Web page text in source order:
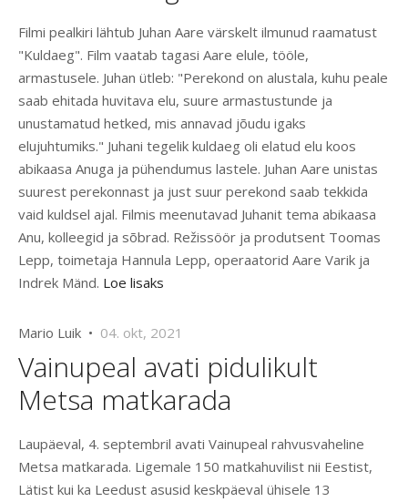
Filmi pealkiri lähtub Juhan Aare värskelt ilmunud raamatust
"Kuldaeg". Film vaatab tagasi Aare elule, tööle,
armastusele. Juhan ütleb: "Perekond on alustala, kuhu peale
saab ehitada huvitava elu, suure armastustunde ja
unustamatud hetked, mis annavad jõudu igaks
elujuhtumiks." Juhani tegelik kuldaeg oli elatud elu koos
abikaasa Anuga ja pühendumus lastele. Juhan Aare unistas
suurest perekonnast ja just suur perekond saab tekkida
vaid kuldsel ajal. Filmis meenutavad Juhanit tema abikaasa
Anu, kolleegid ja sõbrad. Režissöör ja produtsent Toomas
Lepp, toimetaja Hannula Lepp, operaatorid Aare Varik ja
Indrek Mänd. Loe lisaks
Mario Luik • 04. okt, 2021
Vainupeal avati pidulikult
Metsa matkarada
Laupäeval, 4. septembril avati Vainupeal rahvusvaheline
Metsa matkarada. Ligemale 150 matkahuvilist nii Eestist,
Lätist kui ka Leedust asusid keskpäeval ühisele 13